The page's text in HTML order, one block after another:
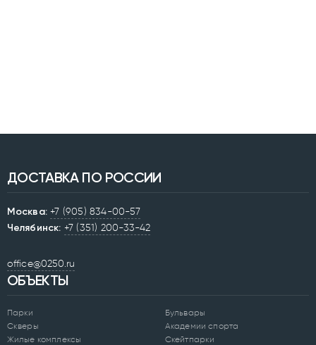
ДОСТАВКА ПО РОССИИ
Москва: +7 (905) 834-00-57
Челябинск: +7 (351) 200-33-42
office@0250.ru
ОБЪЕКТЫ
Парки
Скверы
Жилые комплексы
Бульвары
Академии спорта
Скейтпарки